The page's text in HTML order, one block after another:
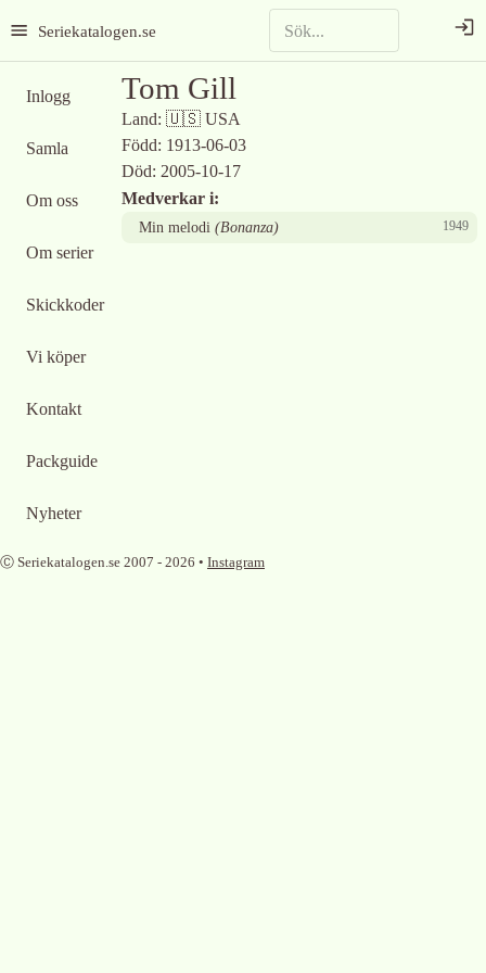
Seriekatalogen.se
Inlogg
Samla
Om oss
Om serier
Skickkoder
Vi köper
Kontakt
Packguide
Nyheter
Tom Gill
Land: 🇺🇸 USA
Född: 1913-06-03
Död: 2005-10-17
Medverkar i:
Min melodi (Bonanza) 1949
Ⓒ Seriekatalogen.se 2007 - 2026 • Instagram